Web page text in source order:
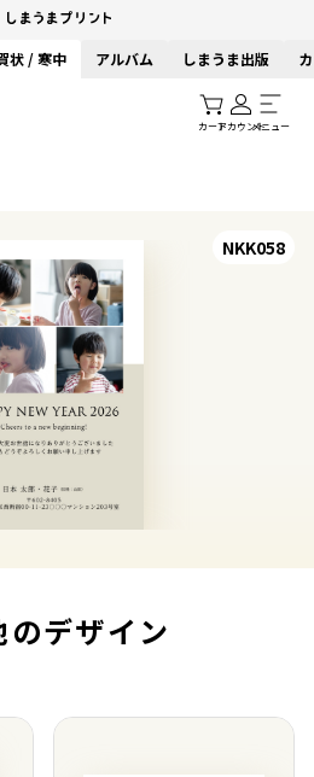
状 / 寒中 アルバム しまうま出版
カートアカウントメニュー
NKK058
のデザイン